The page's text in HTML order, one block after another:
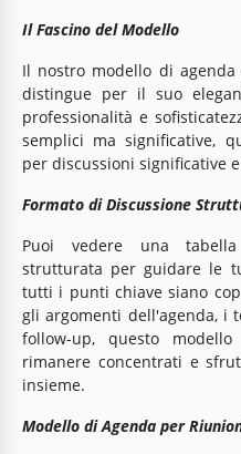
Il Fascino del Modello
Il nostro modello di
distingue per il suo
professionalità e
semplici ma significative,
per discussioni significative
Formato di Discussione
Puoi vedere una tabella
strutturata per guidare le
tutti i punti chiave siano
gli argomenti dell'agenda, i
follow-up, questo
rimanere concentrati e
insieme.
Modello di Agenda per